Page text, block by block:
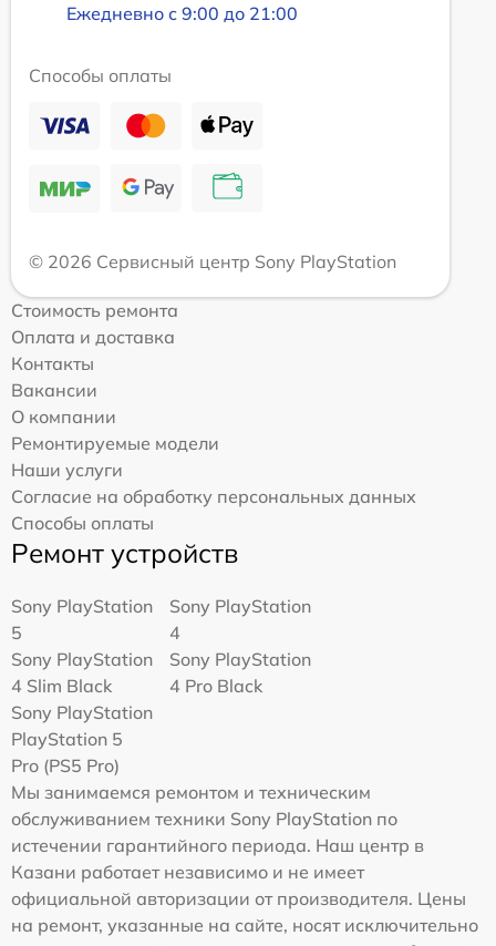
Ежедневно с 9:00 до 21:00
Способы оплаты
© 2026 Сервисный центр Sony PlayStation
Стоимость ремонта
Оплата и доставка
Контакты
Вакансии
О компании
Ремонтируемые модели
Наши услуги
Согласие на обработку персональных данных
Способы оплаты
Ремонт устройств
Sony PlayStation
5
Sony PlayStation
4
Sony PlayStation
4 Slim Black
Sony PlayStation
4 Pro Black
Sony PlayStation
PlayStation 5
Pro (PS5 Pro)
Мы занимаемся ремонтом и техническим
обслуживанием техники Sony PlayStation по
истечении гарантийного периода. Наш центр в
Казани работает независимо и не имеет
официальной авторизации от производителя. Цены
на ремонт, указанные на сайте, носят исключительно